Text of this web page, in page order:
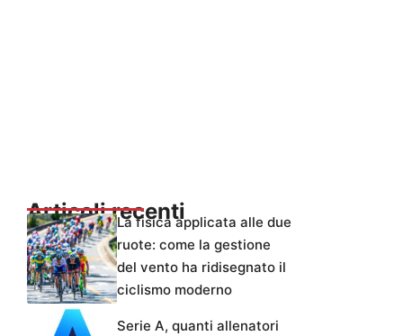
Articoli recentiLa fisica applicata alle due
ruote: come la gestione
del vento ha ridisegnato il
ciclismo moderno
Serie A, quanti allenatori